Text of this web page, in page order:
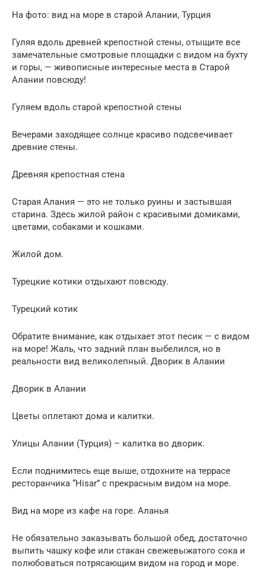
На фото: вид на море в старой Алании, Турция
Гуляя вдоль древней крепостной стены, отыщите все
замечательные смотровые площадки с видом на бухту
и горы, — живописные интересные места в Старой
Алании повсюду!
Гуляем вдоль старой крепостной стены
Вечерами заходящее солнце красиво подсвечивает
древние стены.
Древняя крепостная стена
Старая Алания — это не только руины и застывшая
старина. Здесь жилой район с красивыми домиками,
цветами, собаками и кошками.
Жилой дом.
Турецкие котики отдыхают повсюду.
Турецкий котик
Обратите внимание, как отдыхает этот песик — с видом
на море! Жаль, что задний план выбелился, но в
реальности вид великолепный. Дворик в Алании
Дворик в Алании
Цветы оплетают дома и калитки.
Улицы Алании (Турция) – калитка во дворик.
Если поднимитесь еще выше, отдохните на террасе
ресторанчика “Hisar” с прекрасным видом на море.
Вид на море из кафе на горе. Аланья
Не обязательно заказывать большой обед, достаточно
выпить чашку кофе или стакан свежевыжатого сока и
полюбоваться потрясающим видом на город и море.